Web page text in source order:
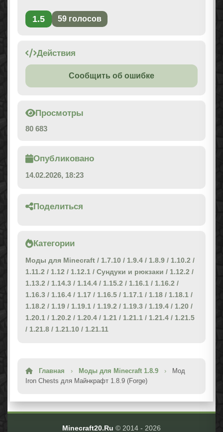
1.5 59 голосов
Действия
Сообщить об ошибке
Просмотры
80 683
Опубликовано
14.02.2026, 18:23
Поделиться
Категории
Моды для Minecraft / 1.7.10 / 1.9.4 / 1.8.9 / 1.10.2 /
1.11.2 / 1.12 / 1.12.1 / Сундуки и рюкзаки / 1.12.2 /
1.13.2 / 1.14.3 / 1.14.4 / 1.15.2 / 1.16.1 / 1.16.2 /
1.16.3 / 1.16.4 / 1.17 / 1.16.5 / 1.17.1 / 1.18 / 1.18.1 /
1.18.2 / 1.19 / 1.19.1 / 1.19.2 / 1.19.3 / 1.19.4 / 1.20 /
1.20.1 / 1.20.2 / 1.20.4 / 1.21 / 1.21.1 / 1.21.4 / 1.21.5
/ 1.21.8 / 1.21.10 / 1.21.11
Главная › Моды для Minecraft 1.8.9 ›
Мод
Iron Chests для Майнкрафт 1.8.9 (Forge)
Minecraft20.Ru © 2014 - 2026